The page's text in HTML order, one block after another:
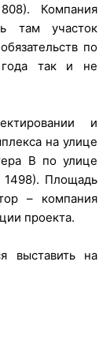
Компания
там участок
по
года так и не
и
на улице
В по улице
Площадь
– компания
проекта.
выставить на